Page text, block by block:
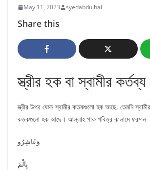
May 11, 2023 syedabdulhai
Share this
স্ত্রীর হক বা স্বামীর কর্তব্য
স্ত্রীর উপর যেমন স্বামীর কতকগুলো হক আছে, তেমনি
কতকগুলো হক আছে। আল্লাহ পাক পবিত্র কালামে ফরমান-
وَعَاشِرُو
بِالْمَ